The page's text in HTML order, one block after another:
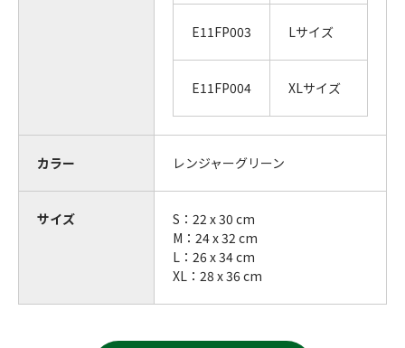
E11FP003 Lサイズ
E11FP004 XLサイズ
カラー レンジャーグリーン
サイズ
S：22 x 30 cm
M：24 x 32 cm
L：26 x 34 cm
XL：28 x 36 cm